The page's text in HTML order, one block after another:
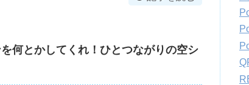
何とかしてくれ！ひとつながりの空シ